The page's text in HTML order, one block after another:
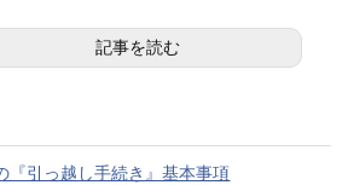
記事を読む
『引っ越し手続き』基本事項